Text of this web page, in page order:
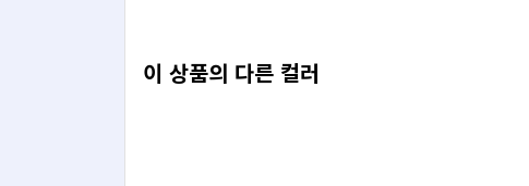
이 상품의 다른 컬러